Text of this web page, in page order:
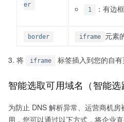
er
1 ：有边框
border iframe 元素
将 iframe 标签插入到您的自有
智能选取可用域名（智能选
为防止 DNS 解析异常、运营商机
用，您可以通过以下方式，将企业